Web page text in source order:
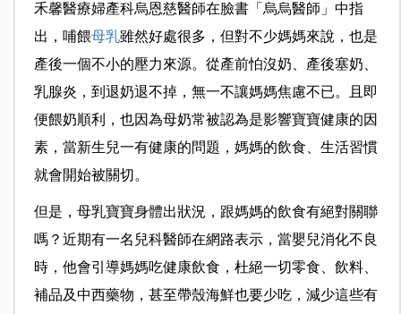
禾馨醫療婦產科烏恩慈醫師在臉書「烏烏醫師」中指
出，哺餵母乳雖然好處很多，但對不少媽媽來說，也是
產後一個不小的壓力來源。從產前怕沒奶、產後塞奶、
乳腺炎，到退奶退不掉，無一不讓媽媽焦慮不已。且即
便餵奶順利，也因為母奶常被認為是影響寶寶健康的因
素，當新生兒一有健康的問題，媽媽的飲食、生活習慣
就會開始被關切。
但是，母乳寶寶身體出狀況，跟媽媽的飲食有絕對關聯
嗎？近期有一名兒科醫師在網路表示，當嬰兒消化不良
時，他會引導媽媽吃健康飲食，杜絕一切零食、飲料、
補品及中西藥物，甚至帶殼海鮮也要少吃，減少這些有